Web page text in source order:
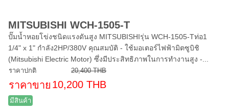
MITSUBISHI WCH-1505-T
ปั๊มน้ำหอยโข่งชนิดแรงดันสูง MITSUBISHIรุ่น WCH-1505-Tท่อ1
1/4" x 1" กำลัง2HP/380V คุณสมบัติ - ใช้มอเตอร์ไฟฟ้ามิตซูบิชิ
(Mitsubishi Electric Motor) ซึ่งมีประสิทธิภาพในการทำงานสูง -...
ราคาปกติ 20,400 THB
ราคาขาย 10,200 THB
มีสินค้า